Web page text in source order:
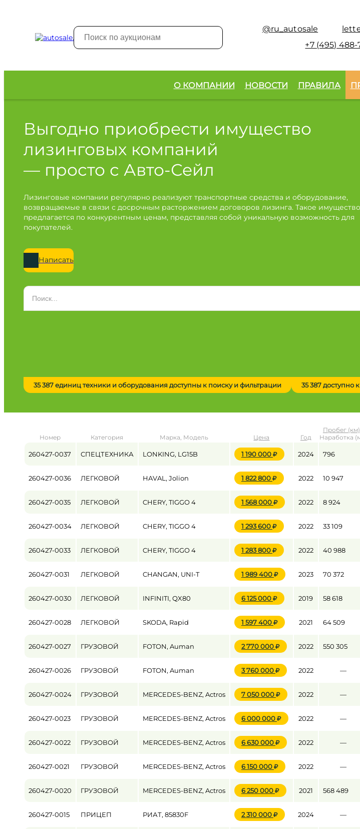
@ru_autosale
+7 (495) 488-
О КОМПАНИИ НОВОСТИ ПРАВИЛА
Выгодно приобрести имущество
лизинговых компаний
— просто с Авто-Сейл
Лизинговые компании регулярно реализуют транспортные средства и оборудование,
возвращаемые в связи с досрочным расторжением договоров лизинга. Такое имущество
предлагается по конкурентным ценам, представляя собой уникальную возможность для
покупателей.
Написать
Сначала выберите марку
Город / регион
от до
Цена
35 387 единиц техники и оборудования доступны к поиску и фильтрации 35 387 доступно
Номер Категория Марка, Модель Цена Год
Пробег (км)
Наработка
260427-0037 СПЕЦТЕХНИКА LONKING, LG15B 1 190 000 2024 796
260427-0036 ЛЕГКОВОЙ HAVAL, Jolion 1 822 800 2022 10 947
260427-0035 ЛЕГКОВОЙ CHERY, TIGGO 4 1 568 000 2022 8 924
260427-0034 ЛЕГКОВОЙ CHERY, TIGGO 4 1 293 600 2022 33 109
260427-0033 ЛЕГКОВОЙ CHERY, TIGGO 4 1 283 800 2022 40 988
260427-0031 ЛЕГКОВОЙ CHANGAN, UNI-T 1 989 400 2023 70 372
260427-0030 ЛЕГКОВОЙ INFINITI, QX80 6 125 000 2019 58 618
260427-0028 ЛЕГКОВОЙ SKODA, Rapid 1 597 400 2021 64 509
260427-0027 ГРУЗОВОЙ FOTON, Auman 2 770 000 2022 550 305
260427-0026 ГРУЗОВОЙ FOTON, Auman 3 760 000 2022 —
260427-0024 ГРУЗОВОЙ MERCEDES-BENZ, Actros 7 050 000 2022 —
260427-0023 ГРУЗОВОЙ MERCEDES-BENZ, Actros 6 000 000 2022 —
260427-0022 ГРУЗОВОЙ MERCEDES-BENZ, Actros 6 630 000 2022 —
260427-0021 ГРУЗОВОЙ MERCEDES-BENZ, Actros 6 150 000 2022 —
260427-0020 ГРУЗОВОЙ MERCEDES-BENZ, Actros 6 250 000 2021 568 489
260427-0015 ПРИЦЕП РИАТ, 85830F 2 310 000 2024 —